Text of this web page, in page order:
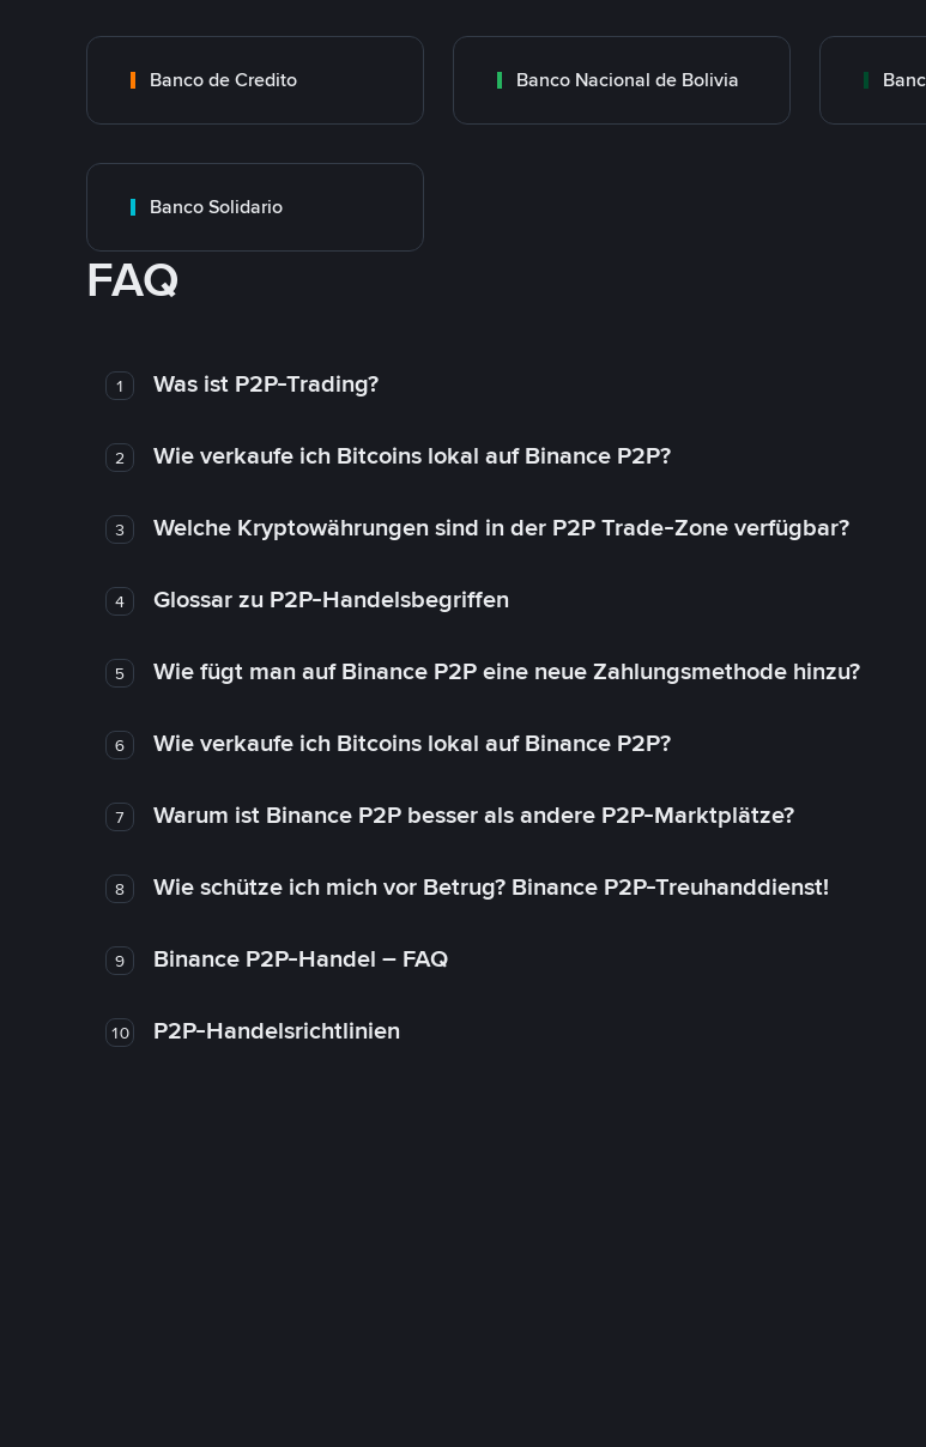
Banco de Credito Banco Nacional de Bolivia
Banco Solidario
FAQ
1 Was ist P2P-Trading?
2 Wie verkaufe ich Bitcoins lokal auf Binance P2P?
3 Welche Kryptowährungen sind in der P2P Trade-Zone verfügbar?
4 Glossar zu P2P-Handelsbegriffen
5 Wie fügt man auf Binance P2P eine neue Zahlungsmethode hinzu?
6 Wie verkaufe ich Bitcoins lokal auf Binance P2P?
7 Warum ist Binance P2P besser als andere P2P-Marktplätze?
8 Wie schütze ich mich vor Betrug? Binance P2P-Treuhanddienst!
9 Binance P2P-Handel – FAQ
10 P2P-Handelsrichtlinien